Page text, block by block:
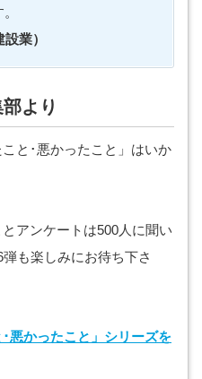
業）
より
こと･悪かったこと」はいか
アンケートは500人に聞い
も楽しみにお待ち下さ
･悪かったこと」シリーズを